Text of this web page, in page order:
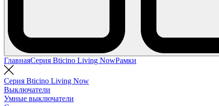
ГлавнаяСерия Bticino Living NowРамки
Серия Bticino Living Now
Выключатели
Умные выключатели